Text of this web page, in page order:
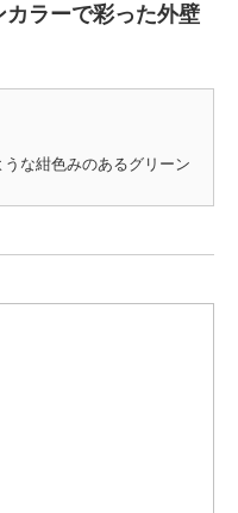
ラーで彩った外壁
な紺色みのあるグリーン